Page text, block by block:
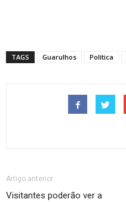
TAGS Guarulhos Política
Artigo anterior
Visitantes poderão ver a